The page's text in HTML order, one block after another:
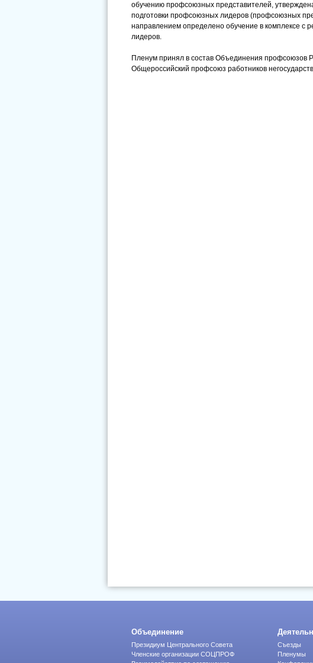
обучению профсоюзных представителей,
подготовки профсоюзных лидеров (профсоюзных
направлением определено обучение в комплексе
лидеров.
Пленум принял в состав Объединения профсоюзов
Общероссийский профсоюз работников
Объединение
Президиум Центрального Совета
Членские организации СОЦПРОФ
Съезды
Пленумы